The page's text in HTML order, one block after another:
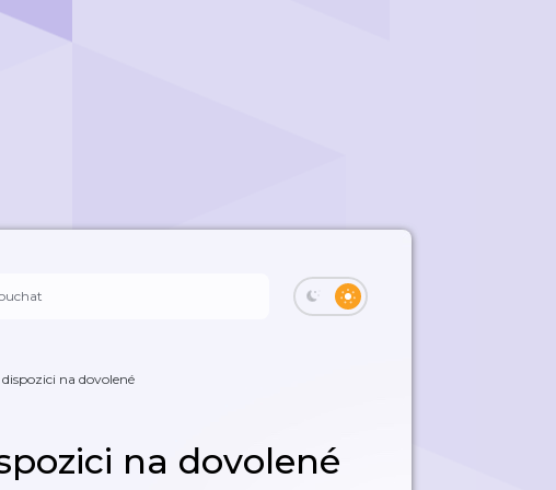
na dovolené
na dovolené